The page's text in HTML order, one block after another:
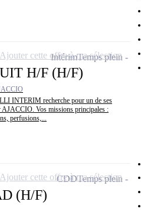
H/F (H/F)
INTERIM recherche pour un de ses
Vos missions principales :
perfusions,...
IntérimTemps plein
Ajouter cette offre à ma sélection
(H/F)
CDDTemps plein
Ajouter cette offre à ma sélection